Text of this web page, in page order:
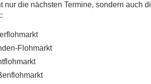
nur die nächsten Termine, sondern auch
Flohmarkt